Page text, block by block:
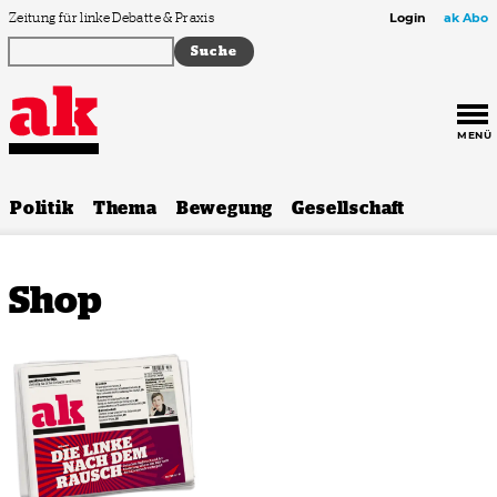
Zum Inhalt springen
Zeitung für linke Debatte & Praxis Login ak Abo
MENÜ
Politik Thema Bewegung Gesellschaft
Shop